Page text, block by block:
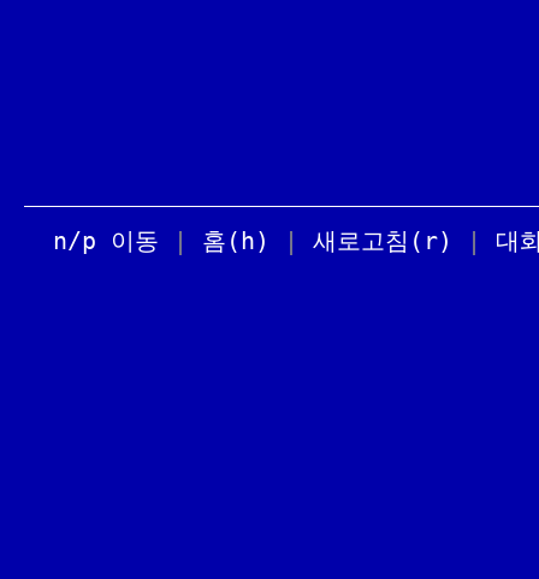
n/p 이동 | 홈(h) | 새로고침(r) | 대